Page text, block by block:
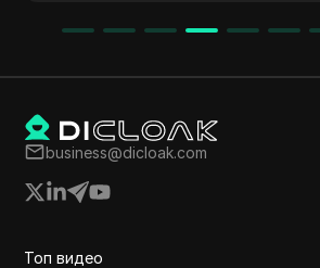
себя подключение кошелька,
Основное внимание уделяется
необходимости вложений и
business@dicloak.com
Топ видео